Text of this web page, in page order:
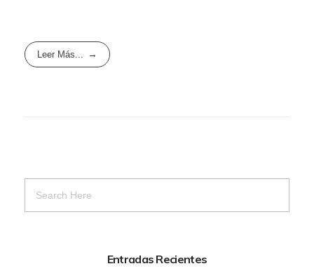
Leer Más...
Entradas Recientes